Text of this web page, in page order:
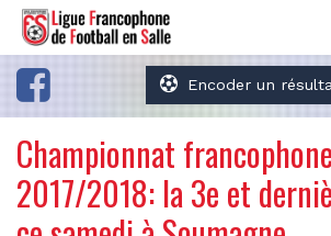
Encoder un
Championnat
2017/2018: la 3e et